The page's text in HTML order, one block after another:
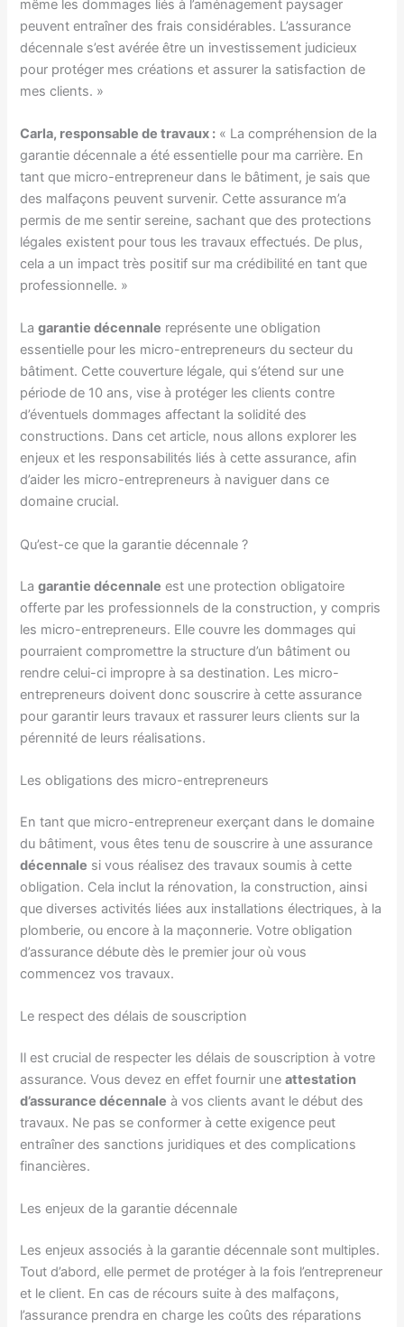
même les dommages liés à l’aménagement paysager
peuvent entraîner des frais considérables. L’assurance
décennale s’est avérée être un investissement judicieux
pour protéger mes créations et assurer la satisfaction de
mes clients. »
Carla, responsable de travaux : « La compréhension de la
garantie décennale a été essentielle pour ma carrière. En
tant que micro-entrepreneur dans le bâtiment, je sais que
des malfaçons peuvent survenir. Cette assurance m’a
permis de me sentir sereine, sachant que des protections
légales existent pour tous les travaux effectués. De plus,
cela a un impact très positif sur ma crédibilité en tant que
professionnelle. »
Lagarantie décennale représente une obligation
essentielle pour les micro-entrepreneurs du secteur du
bâtiment. Cette couverture légale, qui s’étend sur une
période de 10 ans, vise à protéger les clients contre
d’éventuels dommages affectant la solidité des
constructions. Dans cet article, nous allons explorer les
enjeux et les responsabilités liés à cette assurance, afin
d’aider les micro-entrepreneurs à naviguer dans ce
domaine crucial.
Qu’est-ce que la garantie décennale ?
Lagarantie décennale est une protection obligatoire
offerte par les professionnels de la construction, y compris
les micro-entrepreneurs. Elle couvre les dommages qui
pourraient compromettre la structure d’un bâtiment ou
rendre celui-ci impropre à sa destination. Les micro-
entrepreneurs doivent donc souscrire à cette assurance
pour garantir leurs travaux et rassurer leurs clients sur la
pérennité de leurs réalisations.
Les obligations des micro-entrepreneurs
En tant que micro-entrepreneur exerçant dans le domaine
du bâtiment, vous êtes tenu de souscrire à une assurance
décennale si vous réalisez des travaux soumis à cette
obligation. Cela inclut la rénovation, la construction, ainsi
que diverses activités liées aux installations électriques, à la
plomberie, ou encore à la maçonnerie. Votre obligation
d’assurance débute dès le premier jour où vous
commencez vos travaux.
Le respect des délais de souscription
Il est crucial de respecter les délais de souscription à votre
assurance. Vous devez en effet fournir uneattestation
d’assurance décennale à vos clients avant le début des
travaux. Ne pas se conformer à cette exigence peut
entraîner des sanctions juridiques et des complications
financières.
Les enjeux de la garantie décennale
Les enjeux associés à la garantie décennale sont multiples.
Tout d’abord, elle permet de protéger à la fois l’entrepreneur
et le client. En cas de récours suite à des malfaçons,
l’assurance prendra en charge les coûts des réparations